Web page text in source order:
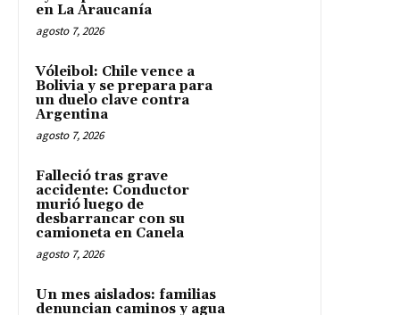
en La Araucanía
agosto 7, 2026
Vóleibol: Chile vence a
Bolivia y se prepara para
un duelo clave contra
Argentina
agosto 7, 2026
Falleció tras grave
accidente: Conductor
murió luego de
desbarrancar con su
camioneta en Canela
agosto 7, 2026
Un mes aislados: familias
denuncian caminos y agua